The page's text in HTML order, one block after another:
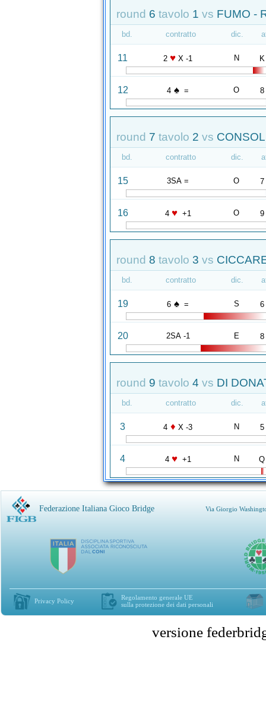
round 6 tavolo 1 vs FUMO -
bd. contratto dic.
11 2 ♥ X -1 N K
12 4 ♠ = O 8
round 7 tavolo 2 vs
bd. contratto dic.
15 3SA = O 7
16 4 ♥ +1 O 9
round 8 tavolo 3 vs
bd. contratto dic.
19 6 ♠ = S 6
20 2SA -1 E 8
round 9 tavolo 4 vs DI
bd. contratto dic.
3 4 ♦ X -3 N 5
4 4 ♥ +1 N Q
Federazione Italiana Gioco Bridge Via Giorgio
Privacy Policy
Regolamento generale UE
sulla protezione dei dati personali
versione